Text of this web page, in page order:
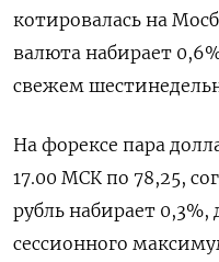
котировалась на
валюта набирает
свежем
На форексе пара
17.00 МСК по 78,25,
рубль набирает 0,3%,
сессионного